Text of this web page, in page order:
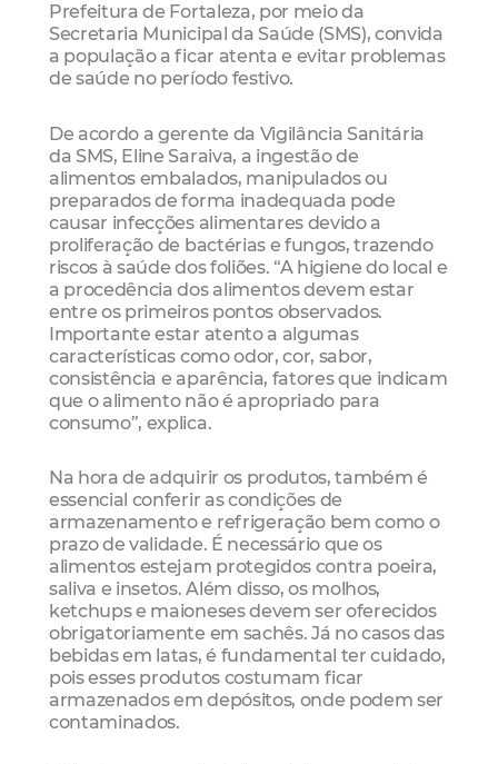
Prefeitura de Fortaleza, por meio da
Secretaria Municipal da Saúde (SMS), convida
a população a ficar atenta e evitar problemas
de saúde no período festivo.
De acordo a gerente da Vigilância Sanitária
da SMS, Eline Saraiva, a ingestão de
alimentos embalados, manipulados ou
preparados de forma inadequada pode
causar infecções alimentares devido a
proliferação de bactérias e fungos, trazendo
riscos à saúde dos foliões. “A higiene do local e
a procedência dos alimentos devem estar
entre os primeiros pontos observados.
Importante estar atento a algumas
características como odor, cor, sabor,
consistência e aparência, fatores que indicam
que o alimento não é apropriado para
consumo”, explica.
Na hora de adquirir os produtos, também é
essencial conferir as condições de
armazenamento e refrigeração bem como o
prazo de validade. É necessário que os
alimentos estejam protegidos contra poeira,
saliva e insetos. Além disso, os molhos,
ketchups e maioneses devem ser oferecidos
obrigatoriamente em sachês. Já no casos das
bebidas em latas, é fundamental ter cuidado,
pois esses produtos costumam ficar
armazenados em depósitos, onde podem ser
contaminados.